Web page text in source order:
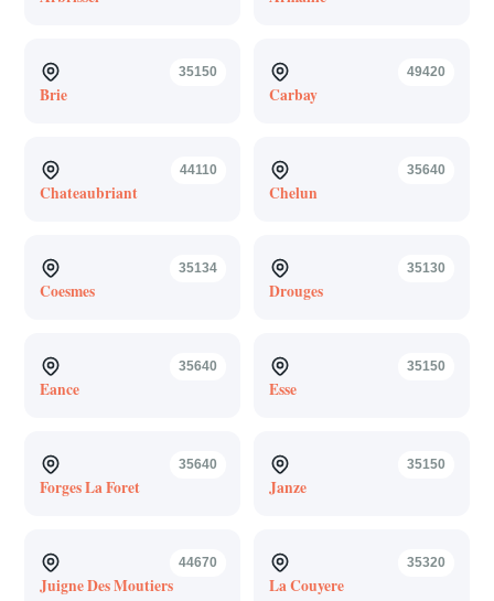
35150
Brie
49420
Carbay
44110
Chateaubriant
35640
Chelun
35134
Coesmes
35130
Drouges
35640
Eance
35150
Esse
35640
Forges La Foret
35150
Janze
44670
Juigne Des Moutiers
35320
La Couyere